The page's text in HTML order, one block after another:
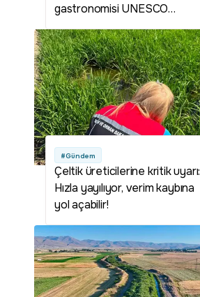
gastronomisi UNESCO
#Gündem
Çeltik üreticilerine kritik uyarı:
Hızla yayılıyor, verim kaybına
yol açabilir!